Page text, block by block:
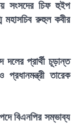
সংসদের চিফ হুইপ
মহাসচিব রুহুল কবীর
প্রার্থী চূড়ান্ত
তারেক
বিএনপির সম্ভাব্য